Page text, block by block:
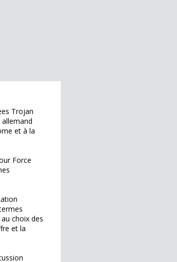
Trojan
et à la
Force
choix des
et la